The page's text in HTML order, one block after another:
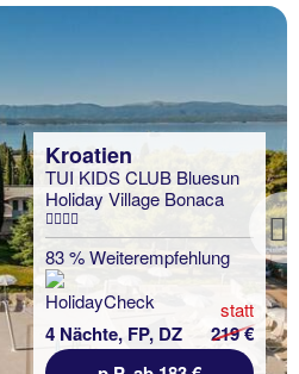
Kroatien
TUI KIDS CLUB Bluesun
Holiday Village Bonaca
83 % Weiterempfehlung
4 Nächte, FP, DZ
statt
219 €